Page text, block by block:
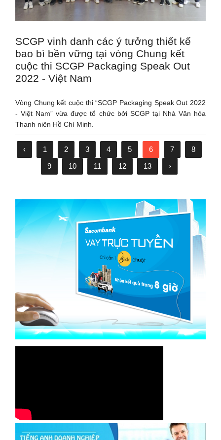
SCGP vinh danh các ý tưởng thiết kế
bao bì bền vững tại vòng Chung kết
cuộc thi SCGP Packaging Speak Out
2022 - Việt Nam
Vòng Chung kết cuộc thi “SCGP Packaging Speak Out 2022
- Việt Nam” vừa được tổ chức bởi SCGP tại Nhà Văn hóa
Thanh niên Hồ Chí Minh.
‹ 1 2 3 4 5 6 7
8
9
10 11 12 13 ›